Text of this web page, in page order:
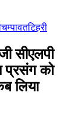
चम्पावतटिहरी
सीएलपी
प्रसंग को
लिया